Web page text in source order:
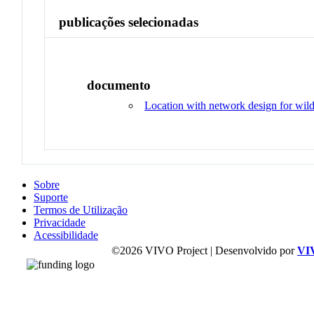
publicações selecionadas
documento
Location with network design for
Sobre
Suporte
Termos de Utilização
Privacidade
Acessibilidade
©2026 VIVO Project | Desenvolvido por